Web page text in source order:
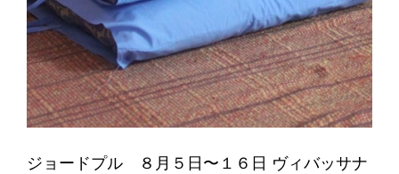
ジョードプル ８月５日〜１６日 ヴィバッサナ